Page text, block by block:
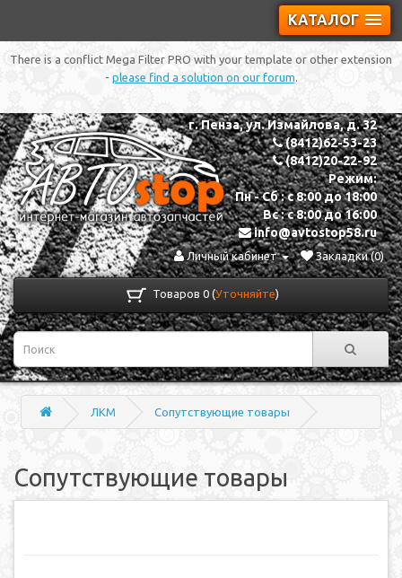
КАТАЛОГ
There is a conflict Mega Filter PRO with your template or other extension
- please find a solution on our forum.
г. Пенза, ул. Измайлова, д. 32
(8412)62-53-23
(8412)20-22-92
Режим:
Пн - Сб : с 8:00 до 18:00
Вс : с 8:00 до 16:00
info@avtostop58.ru
Личный кабинет Закладки (0)
Товаров 0 (Уточняйте)
ЛКМ Сопутствующие товары
Сопутствующие товары